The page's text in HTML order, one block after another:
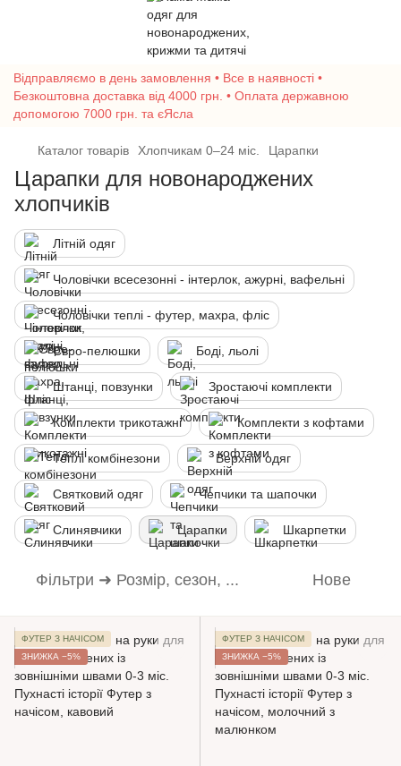
Відправляємо в день замовлення • Все в наявності •
Безкоштовна доставка від 4000 грн. • Оплата державною
допомогою 7000 грн. та єЯсла
Каталог товарів Хлопчикам 0–24 міс. Царапки
Царапки для новонароджених
хлопчиків
Літній одяг
Чоловічки всесезонні - інтерлок, ажурні, вафельні
Чоловічки теплі - футер, махра, фліс
Євро-пелюшки Боді, льолі
Штанці, повзунки Зростаючі комплекти
Комплекти трикотажні Комплекти з кофтами
Теплі комбінезони Верхній одяг
Святковий одяг Чепчики та шапочки
Слинявчики Царапки Шкарпетки
Фільтри ➜ Розмір, сезон, ... Нове
ФУТЕР З НАЧІСОМ
ЗНИЖКА −5%
ФУТЕР З НАЧІСОМ
ЗНИЖКА −5%